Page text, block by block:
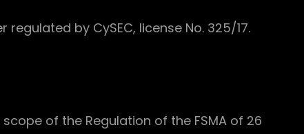
regulated by CySEC, license No. 325/17.
of the Regulation of the FSMA of 26